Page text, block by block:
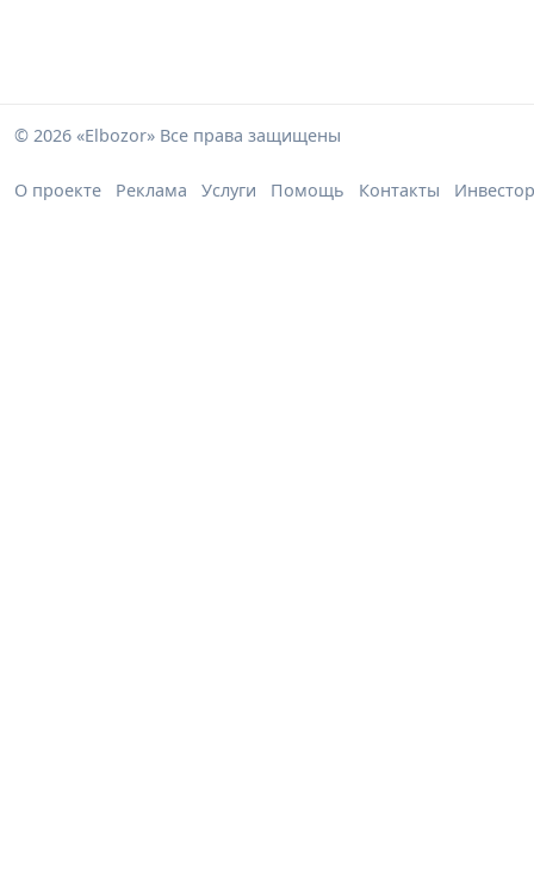
© 2026 «Elbozor» Все права защищены
О проекте Реклама Услуги Помощь Контакты